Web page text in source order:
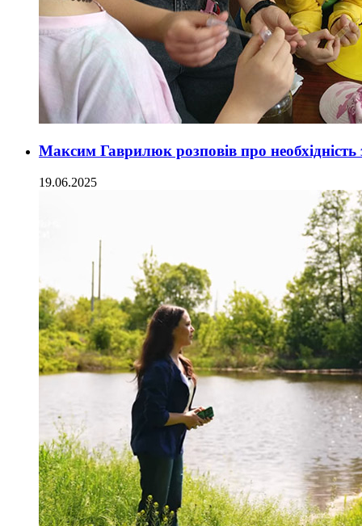
Максим Гаврилюк розповів про
19.06.2025